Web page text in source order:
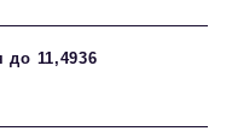
до 11,4936